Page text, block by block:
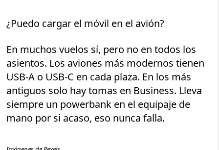
¿Puedo cargar el móvil en el avión?
En muchos vuelos sí, pero no en todos los
asientos. Los aviones más modernos tienen
USB-A o USB-C en cada plaza. En los más
antiguos solo hay tomas en Business. Lleva
siempre un powerbank en el equipaje de
mano por si acaso, eso nunca falla.